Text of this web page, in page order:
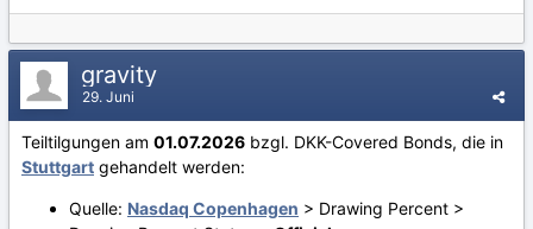
gravity
29. Juni
Teiltilgungen am 01.07.2026 bzgl. DKK-Covered Bonds, die in
Stuttgart gehandelt werden:
Quelle: Nasdaq Copenhagen > Drawing Percent >